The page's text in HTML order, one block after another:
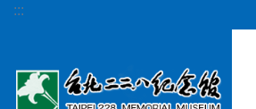
跳到主要內容區塊
:::